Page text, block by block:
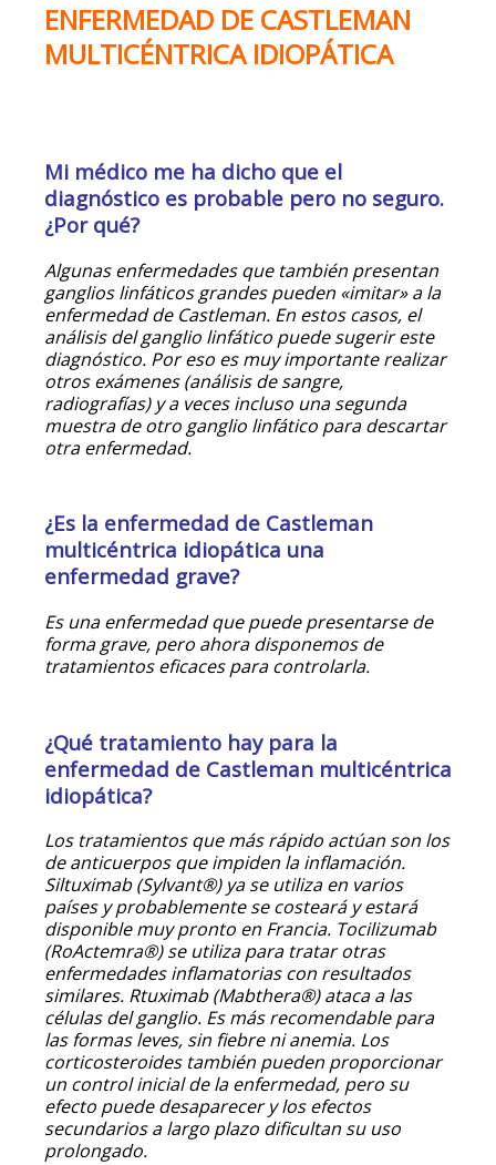
ENFERMEDAD DE CASTLEMAN
MULTICÉNTRICA IDIOPÁTICA
Mi médico me ha dicho que el
diagnóstico es probable pero no seguro.
¿Por qué?
Algunas enfermedades que también presentan
ganglios linfáticos grandes pueden «imitar» a la
enfermedad de Castleman. En estos casos, el
análisis del ganglio linfático puede sugerir este
diagnóstico. Por eso es muy importante realizar
otros exámenes (análisis de sangre,
radiografías) y a veces incluso una segunda
muestra de otro ganglio linfático para descartar
otra enfermedad.
¿Es la enfermedad de Castleman
multicéntrica idiopática una
enfermedad grave?
Es una enfermedad que puede presentarse de
forma grave, pero ahora disponemos de
tratamientos eficaces para controlarla.
¿Qué tratamiento hay para la
enfermedad de Castleman multicéntrica
idiopática?
Los tratamientos que más rápido actúan son los
de anticuerpos que impiden la inflamación.
Siltuximab (Sylvant®) ya se utiliza en varios
países y probablemente se costeará y estará
disponible muy pronto en Francia. Tocilizumab
(RoActemra®) se utiliza para tratar otras
enfermedades inflamatorias con resultados
similares. Rtuximab (Mabthera®) ataca a las
células del ganglio. Es más recomendable para
las formas leves, sin fiebre ni anemia. Los
corticosteroides también pueden proporcionar
un control inicial de la enfermedad, pero su
efecto puede desaparecer y los efectos
secundarios a largo plazo dificultan su uso
prolongado.